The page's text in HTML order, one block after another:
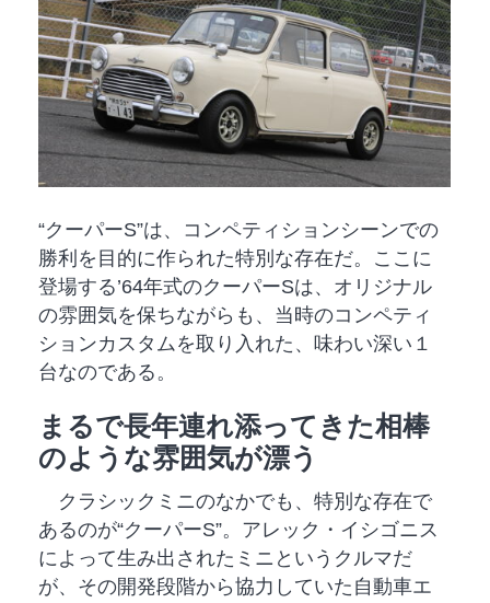
“クーパーS”は、コンペティションシーンでの
勝利を目的に作られた特別な存在だ。ここに
登場する’64年式のクーパーSは、オリジナル
の雰囲気を保ちながらも、当時のコンペティ
ションカスタムを取り入れた、味わい深い１
台なのである。
まるで長年連れ添ってきた相棒
のような雰囲気が漂う
クラシックミニのなかでも、特別な存在で
あるのが“クーパーS”。アレック・イシゴニス
によって生み出されたミニというクルマだ
が、その開発段階から協力していた自動車エ